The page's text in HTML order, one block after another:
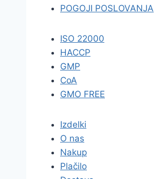
POGOJI POSLOVANJA
ISO 22000
HACCP
GMP
CoA
GMO FREE
Izdelki
O nas
Nakup
Plačilo